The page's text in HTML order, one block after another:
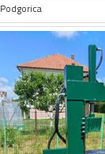
Podgorica